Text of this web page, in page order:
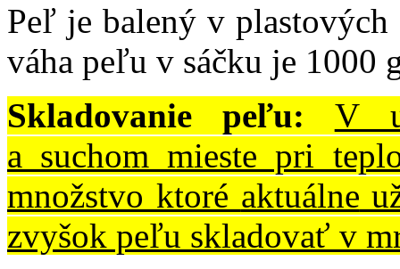
Peľ je balený v plastových
váha peľu v sáčku je 1000
Skladovanie peľu:
V
a suchom mieste pri
množstvo ktoré aktuálne
zvyšok peľu skladovať v